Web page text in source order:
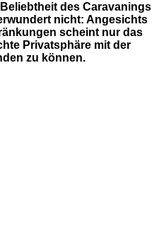
des Caravanings
nicht: Angesichts
scheint nur das
Privatsphäre mit der
zu können.